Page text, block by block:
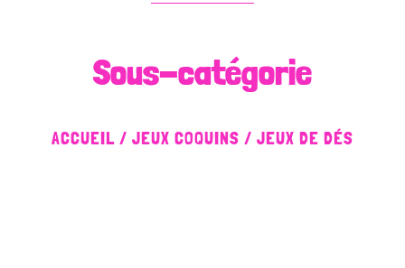
Sous-catégorie
ACCUEIL/ JEUX COQUINS / JEUX DE DÉS